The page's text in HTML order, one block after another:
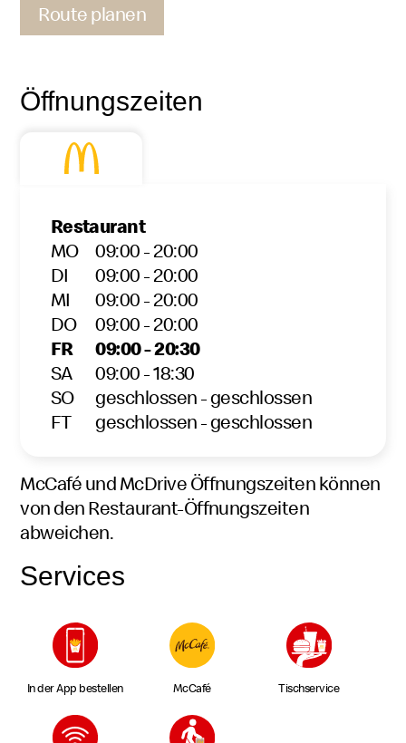
Route planen
Öffnungszeiten
Restaurant
MO
09:00 - 20:00
DI
09:00 - 20:00
MI
09:00 - 20:00
DO
09:00 - 20:00
FR
09:00 - 20:30
SA
09:00 - 18:30
SO
geschlossen - geschlossen
FT
geschlossen - geschlossen
McCafé und McDrive Öffnungszeiten können
von den Restaurant-Öffnungszeiten
abweichen.
Services
In der App bestellen McCafé Tischservice